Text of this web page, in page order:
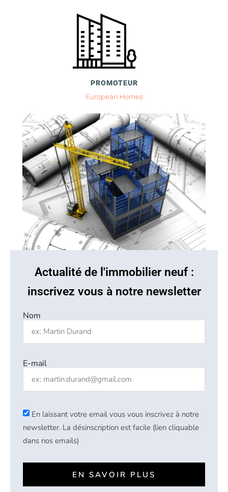
PROMOTEUR
European Homes
Actualité de l'immobilier neuf :
inscrivez vous à notre newsletter
Nom
E-mail
En laissant votre email vous vous inscrivez à notre
newsletter. La désinscription est facile (lien cliquable
dans nos emails)
EN SAVOIR PLUS